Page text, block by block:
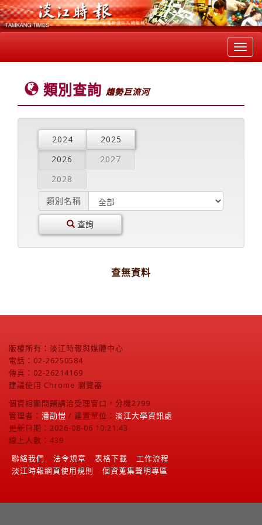
類別查詢 趨勢巨流河
2024
2025
2026
2027
2028
類別名稱
查詢
查無資料
版權所有：淡江時報與媒體中心
電話：02-26250584
傳真：02-26214169
建議使用 Chrome 瀏覽器
個資相關問題請洽受理窗口，分機2799
管理者： 潘劭愷 / 建置單位： 淡江大學資訊處
更新日期：2026-08-06 10:21:43
線上人數：439
聯絡我們
法令規章 表格下載
工作流程
淡江時報網頁使用規則
個資蒐集聲明專區